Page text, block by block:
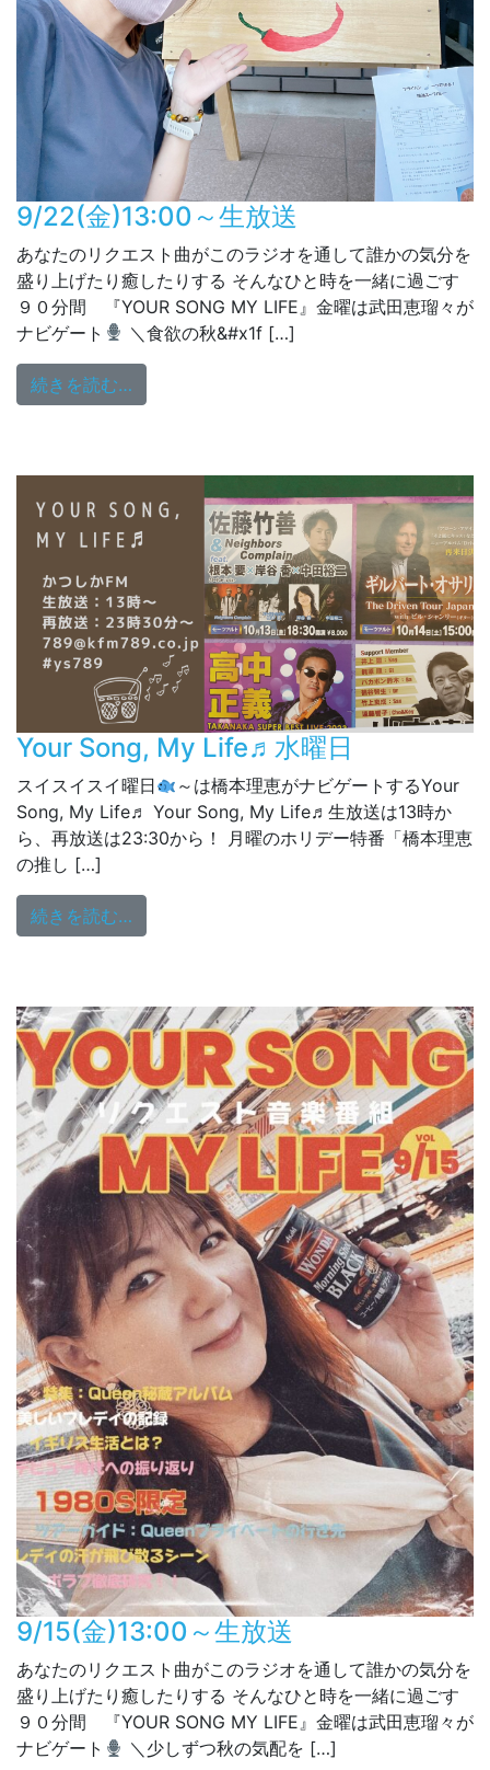
9/22(金)13:00～生放送
あなたのリクエスト曲がこのラジオを通して誰かの気分を
盛り上げたり癒したりする そんなひと時を一緒に過ごす
９０分間 『YOUR SONG MY LIFE』金曜は武田恵瑠々が
ナビゲート
＼食欲の秋&#x1f […]
続きを読む…
Your Song, My Life♬水曜日
スイスイスイ曜日
～は橋本理恵がナビゲートするYour
Song, My Life♬ Your Song, My Life♬生放送は13時か
ら、再放送は23:30から！ 月曜のホリデー特番「橋本理恵
の推し […]
続きを読む…
9/15(金)13:00～生放送
あなたのリクエスト曲がこのラジオを通して誰かの気分を
盛り上げたり癒したりする そんなひと時を一緒に過ごす
９０分間 『YOUR SONG MY LIFE』金曜は武田恵瑠々が
ナビゲート
＼少しずつ秋の気配を […]